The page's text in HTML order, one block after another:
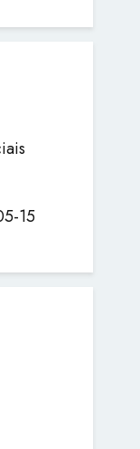
15